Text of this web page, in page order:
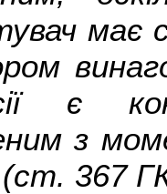
має
є
з
367